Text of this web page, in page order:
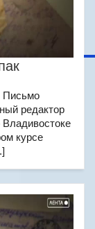
Письмо
редактор
курсе